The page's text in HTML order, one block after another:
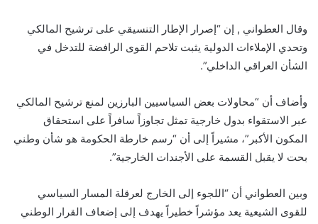
وقال العطواني , إن “إصرار الإطار التنسيقي على ترشيح المالكي
وتحدي الإملاءات الدولية يثبت تلاحم القوى الرافضة للتدخل في
الشأن العراقي الداخلي”.
وأضاف أن “محاولات بعض السياسيين البارزين لمنع ترشيح المالكي
عبر الاستقواء بدول خارجية تمثل تجاوزاً سافراً على استحقاق
المكون الأكبر”، مشيراً إلى أن “رسم خارطة الحكومة هو شأن وطني
بحت لا يقبل القسمة على الأجندات الخارجية”.
وبين العطواني أن “اللجوء إلى الخارج لعرقلة المسار السياسي
للقوى الشيعية يعد مؤشراً خطيراً يهدف إلى إضعاف القرار الوطني